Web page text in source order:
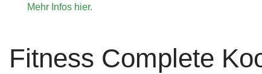
Mehr Infos hier.
Fitness Complete